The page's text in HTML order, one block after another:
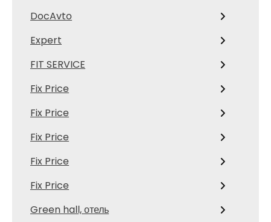
DocAvto
Expert
FIT SERVICE
Fix Price
Fix Price
Fix Price
Fix Price
Fix Price
Green hall, отель